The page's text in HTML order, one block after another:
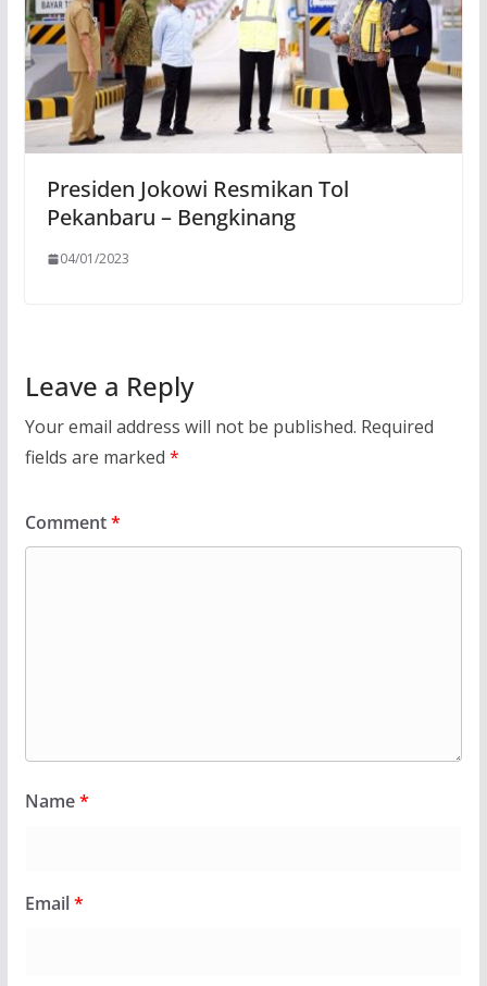
Presiden Jokowi Resmikan Tol
Pekanbaru – Bengkinang
04/01/2023
Leave a Reply
Your email address will not be published. Required
fields are marked *
Comment*
Name*
Email*